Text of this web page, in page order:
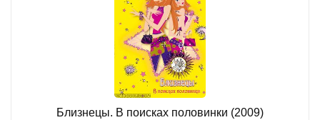
Близнецы. В поисках половинки (2009)